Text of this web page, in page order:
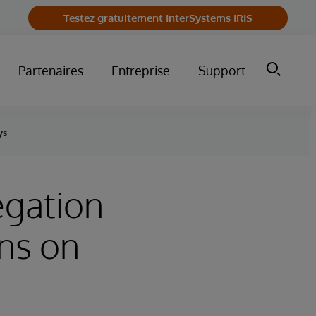
Testez gratuitement InterSystems IRIS
Partenaires Entreprise Support
on